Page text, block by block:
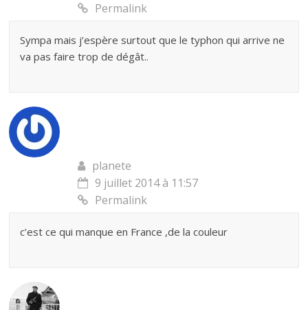
Permalink
Sympa mais j’espère surtout que le typhon qui arrive ne
va pas faire trop de dégât..
planete
9 juillet 2014 à 11:57
Permalink
c’est ce qui manque en France ,de la couleur